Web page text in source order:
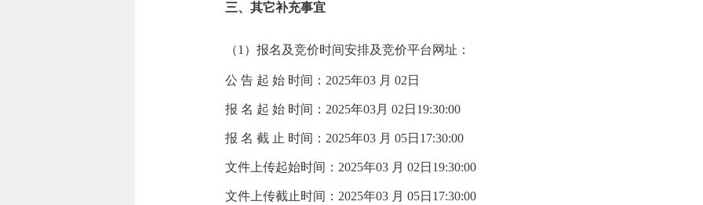
三、其它补充事宜
（1）报名及竞价时间安排及竞价平台网址：
公 告 起 始 时间：2025年03 月 02日
报 名 起 始 时间：2025年03月 02日19:30:00
报 名 截 止 时间：2025年03 月 05日17:30:00
文件上传起始时间：2025年03 月 02日19:30:00
文件上传截止时间：2025年03 月 05日17:30:00